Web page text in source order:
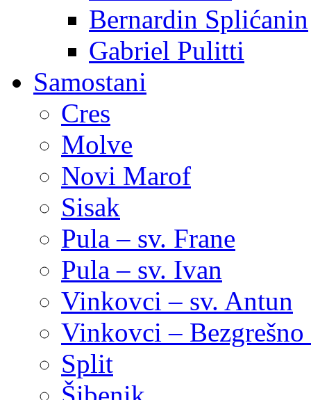
Bernardin Splićanin
Gabriel Pulitti
Samostani
Cres
Molve
Novi Marof
Sisak
Pula – sv. Frane
Pula – sv. Ivan
Vinkovci – sv. Antun
Vinkovci –
Split